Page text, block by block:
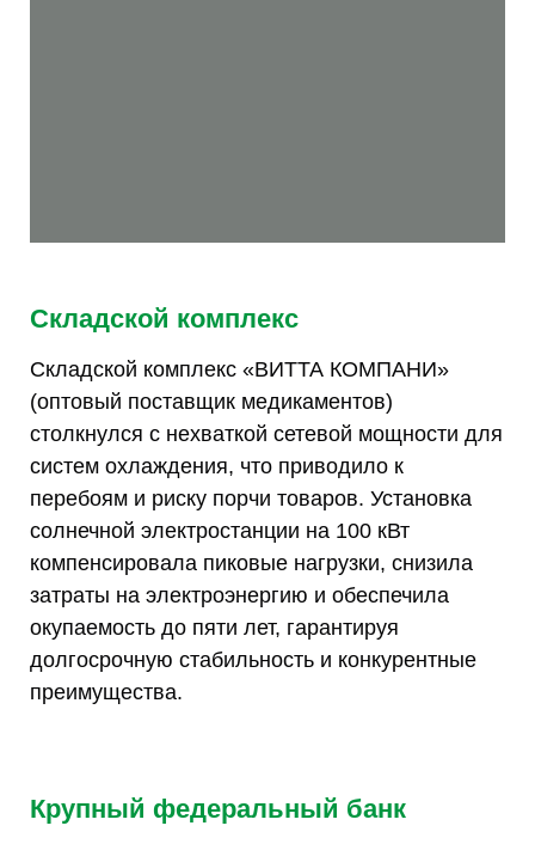
Складской комплекс
Складской комплекс «ВИТТА КОМПАНИ»
(оптовый поставщик медикаментов)
столкнулся с нехваткой сетевой мощности для
систем охлаждения, что приводило к
перебоям и риску порчи товаров. Установка
солнечной электростанции на 100 кВт
компенсировала пиковые нагрузки, снизила
затраты на электроэнергию и обеспечила
окупаемость до пяти лет, гарантируя
долгосрочную стабильность и конкурентные
преимущества.
Крупный федеральный банк